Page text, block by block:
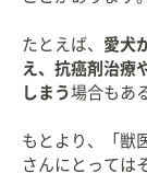
たとえば、 愛犬
え、抗癌剤治療
しまう場合もあ
もとより、「獣
さんにとっては